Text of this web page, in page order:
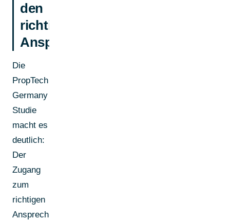
den
richtigen
Ansprechpartnern
Die
PropTech
Germany
Studie
macht es
deutlich:
Der
Zugang
zum
richtigen
Ansprechpartner